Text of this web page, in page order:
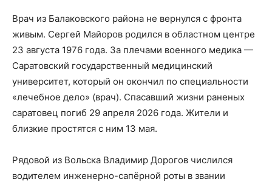
Врач из Балаковского района не вернулся с фронта
живым. Сергей Майоров родился в областном центре
23 августа 1976 года. За плечами военного медика —
Саратовский государственный медицинский
университет, который он окончил по специальности
«лечебное дело» (врач). Спасавший жизни раненых
саратовец погиб 29 апреля 2026 года. Жители и
близкие простятся с ним 13 мая.
Рядовой из Вольска Владимир Дорогов числился
водителем инженерно-сапёрной роты в звании